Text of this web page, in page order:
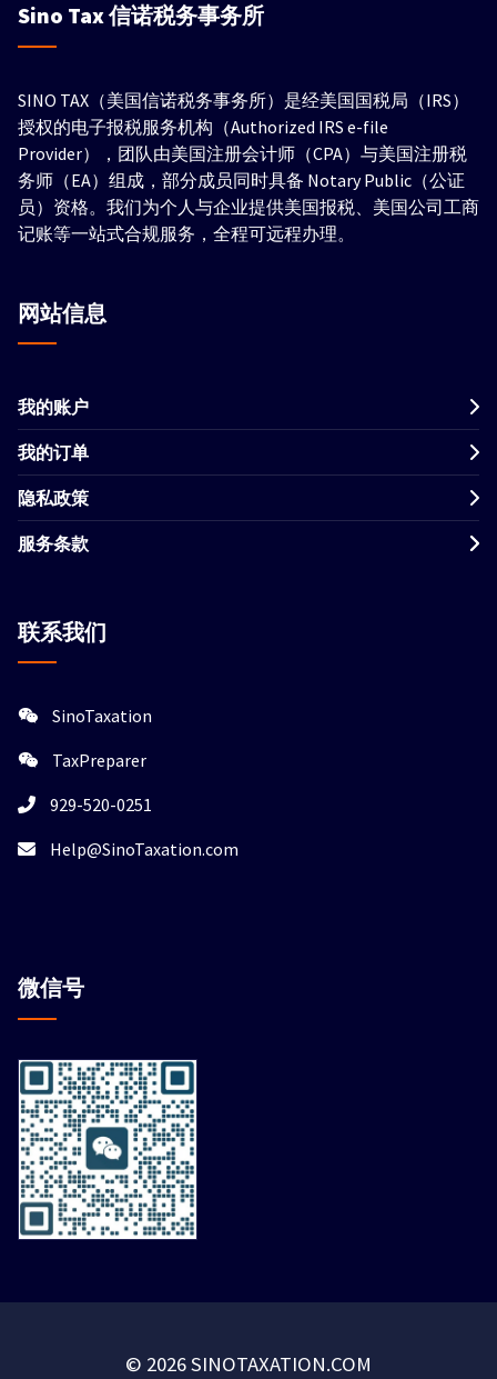
Sino Tax信诺税务事务所
SINO TAX（美国信诺税务事务所）是经美国国税局（IRS）
授权的电子报税服务机构（Authorized IRS e-file
Provider），团队由美国注册会计师（CPA）与美国注册税
务师（EA）组成，部分成员同时具备 Notary Public（公证
员）资格。我们为个人与企业提供美国报税、美国公司工商
记账等一站式合规服务，全程可远程办理。
网站信息
我的账户
我的订单
隐私政策
服务条款
联系我们
SinoTaxation
TaxPreparer
929-520-0251
Help@SinoTaxation.com
微信号
© 2026 SINOTAXATION.COM